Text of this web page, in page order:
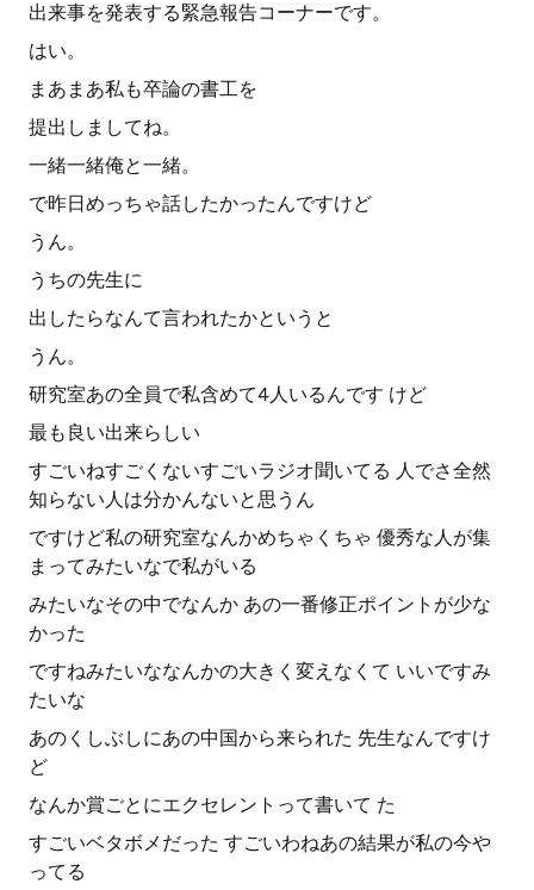
出来事を発表する緊急報告コーナーです。
はい。
まあまあ私も卒論の書工を
提出しましてね。
一緒一緒俺と一緒。
で昨日めっちゃ話したかったんですけど
うん。
うちの先生に
出したらなんて言われたかというと
うん。
研究室あの全員で私含めて4人いるんです けど
最も良い出来らしい
すごいねすごくないすごいラジオ聞いてる 人でさ全然
知らない人は分かんないと思うん
ですけど私の研究室なんかめちゃくちゃ 優秀な人が集
まってみたいなで私がいる
みたいなその中でなんか あの一番修正ポイントが少な
かった
ですねみたいななんかの大きく変えなくて いいですみ
たいな
あのくしぶしにあの中国から来られた 先生なんですけ
ど
なんか賞ごとにエクセレントって書いて た
すごいベタボメだった すごいわねあの結果が私の今や
ってる